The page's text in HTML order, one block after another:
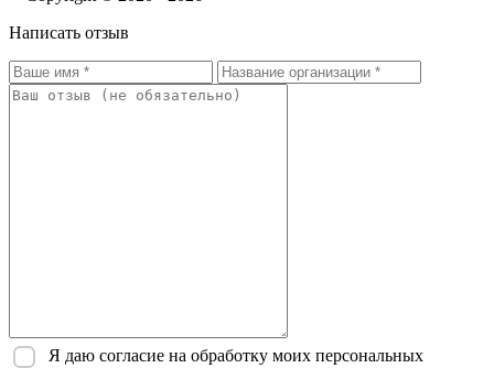
Написать отзыв
Я даю согласие на обработку моих персональных